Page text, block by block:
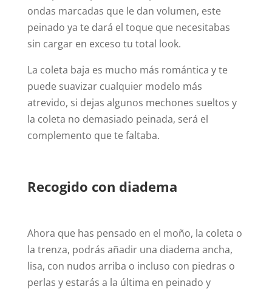
ondas marcadas que le dan volumen, este
peinado ya te dará el toque que necesitabas
sin cargar en exceso tu total look.
La coleta baja es mucho más romántica y te
puede suavizar cualquier modelo más
atrevido, si dejas algunos mechones sueltos y
la coleta no demasiado peinada, será el
complemento que te faltaba.
Recogido con diadema
Ahora que has pensado en el moño, la coleta o
la trenza, podrás añadir una diadema ancha,
lisa, con nudos arriba o incluso con piedras o
perlas y estarás a la última en peinado y